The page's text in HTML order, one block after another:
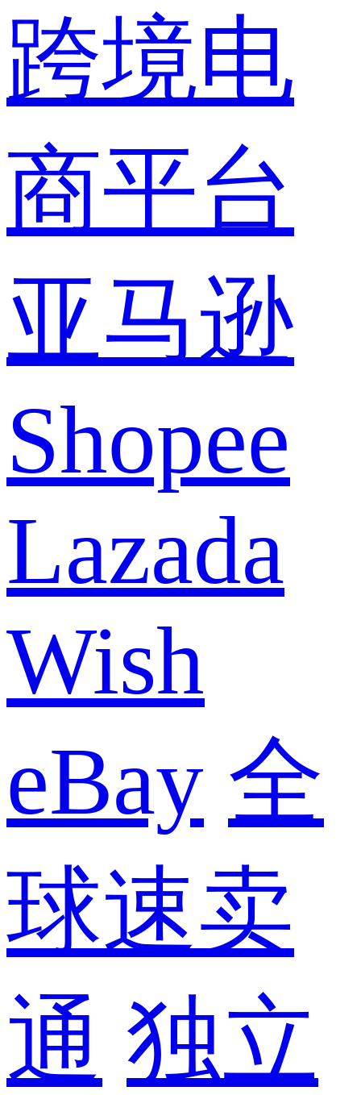
跨境电
商平台
亚马逊
Shopee
Lazada
Wish
eBay 全
球速卖
通 独立